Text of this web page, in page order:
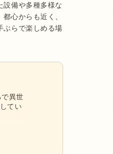
設備や多種多様な
心からも近く、
ぶらで楽しめる場
異世
てい